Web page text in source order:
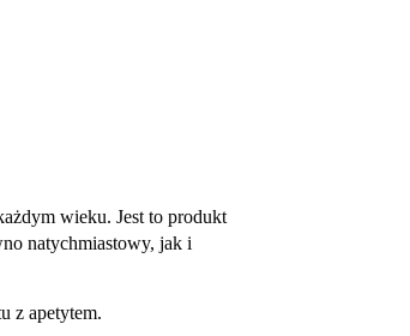
wieku. Jest to produkt
natychmiastowy, jak i
z apetytem.